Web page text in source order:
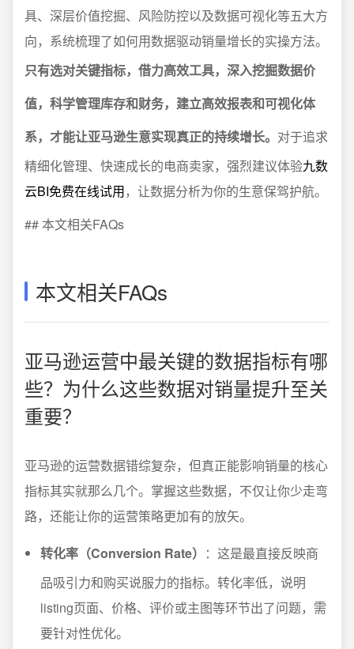
具、深层价值挖掘、风险防控以及数据可视化等五大方
向，系统梳理了如何用数据驱动销量增长的实操方法。
只有选对关键指标，借力高效工具，深入挖掘数据价
值，科学管理库存和财务，建立高效报表和可视化体
系，才能让亚马逊生意实现真正的持续增长。 对于追求
精细化管理、快速成长的电商卖家，强烈建议体验九数
云BI免费在线试用，让数据分析为你的生意保驾护航。
## 本文相关FAQs
本文相关FAQs
亚马逊运营中最关键的数据指标有哪
些？为什么这些数据对销量提升至关
重要？
亚马逊的运营数据错综复杂，但真正能影响销量的核心
指标其实就那么几个。掌握这些数据，不仅让你少走弯
路，还能让你的运营策略更加有的放矢。
转化率（Conversion Rate） ：这是最直接反映商
品吸引力和购买说服力的指标。转化率低，说明
listing页面、价格、评价或主图等环节出了问题，需
要针对性优化。